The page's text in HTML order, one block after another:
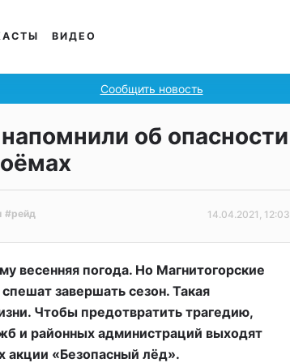
ВИДЕО
Сообщить новость
об опасности
#рейд 14.04.2021, 12:03
весенняя погода. Но Магнитогорские
завершать сезон. Такая
Чтобы предотвратить трагедию,
и районных администраций выходят
акции «Безопасный лёд».